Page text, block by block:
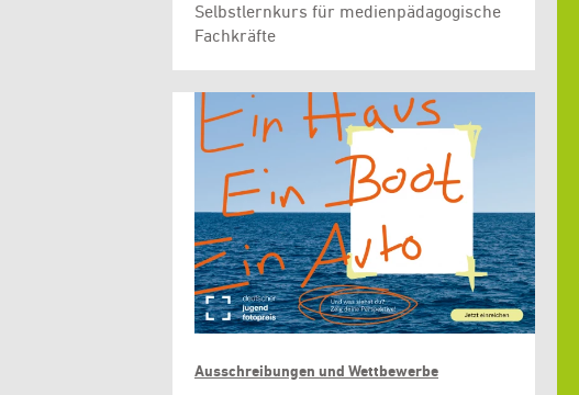
Selbstlernkurs für medienpädagogische
Fachkräfte
Ausschreibungen und Wettbewerbe